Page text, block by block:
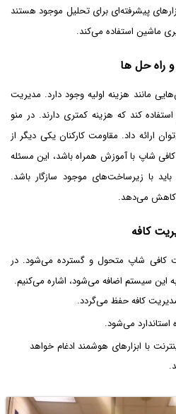
پیشرفته‌ای برای تحلیل موجود هستند
ماشین استفاده می‌کند.
راه ‌حل ‌ها
مانند هزینه اولیه وجود دارد. مدیریت
استفاده کند که هزینه کمتری دارند. در منو
ارائه داد. مقاومت کارکنان یکی دیگر از
شاپ با آموزش همراه باشد، این مسئله
با زیرساخت‌های موجود سازگار باشد.
کاهش می‌دهد.
کافه
کافی‌ شاپ متحول و گسترده می‌شود. در
این سیستم اضافه می‌شود، اشاره می‌کنیم.
کافه حفظ می‌‌گردد.
می‌شود.
با ابزارهای هوشمند ادغام خواهد